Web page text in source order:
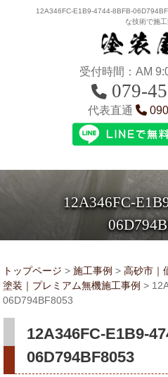
12A346FC-E1B9-4744-8BFB-
な技術で施
受付時間：AM
079-
代表直通
12A346FC-
トップページ > 施工事例 > 高砂市｜
塗装｜プレミアム無機施工事例 >
06D794BF8053
12A346FC-E1B9-
06D794BF8053